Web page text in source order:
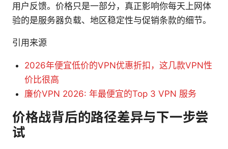
用户反馈。价格只是一部分，真正影响你每天上网体
验的是服务器负载、地区稳定性与促销条款的细节。
引用来源
2026年便宜低价的VPN优惠折扣，这几款VPN性
价比很高
廉价VPN 2026: 年最便宜的Top 3 VPN 服务
价格战背后的路径差异与下一步尝
试